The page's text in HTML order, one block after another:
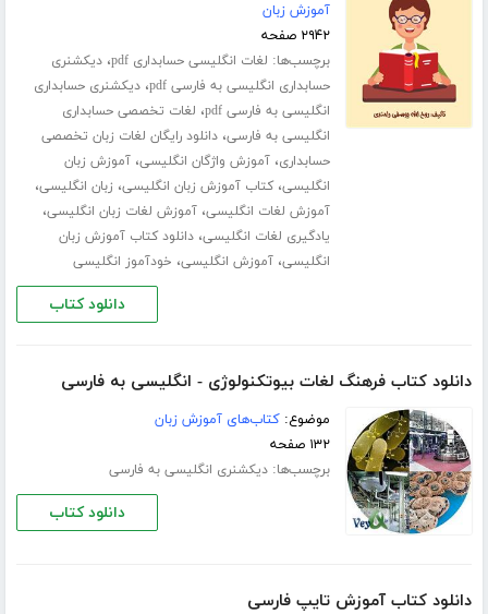
آموزش زبان
۲۹۴۲ صفحه
برچسب‌ها: لغات انگلیسی حسابداری pdf ،دیکشنری
حسابداری انگلیسی به فارسی pdf
،دیکشنری حسابداری
انگلیسی به فارسی pdf
، لغات تخصصی حسابداری
انگلیسی به فارسی،دانلود رایگان لغات زبان تخصصی
حسابداری،آموزش واژگان انگلیسی،آموزش زبان
انگلیسی،کتاب آموزش زبان انگلیسی، زبان انگلیسی،
آموزش لغات انگلیسی،آموزش لغات زبان انگلیسی،
یادگیری لغات انگلیسی،دانلود کتاب آموزش زبان
انگلیسی،آموزش انگلیسی، خودآموز انگلیسی
دانلود کتاب
دانلود کتاب فرهنگ لغات بیوتکنولوژی - انگلیسی به فارسی
موضوع:کتاب‌های آموزش زبان
۱۳۲ صفحه
برچسب‌ها:دیکشنری انگلیسی به فارسی
دانلود کتاب
دانلود کتاب آموزش تایپ فارسی